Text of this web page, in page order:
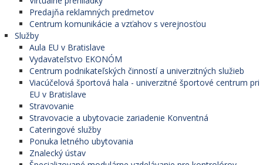
Predajňa reklamných predmetov
Centrum komunikácie a vzťahov s verejnosťou
Služby
Aula EU v Bratislave
Vydavateľstvo EKONÓM
Centrum podnikateľských činností a univerzitných služieb
Viacúčelová športová hala - univerzitné športové centrum pri
EU v Bratislave
Stravovanie
Stravovacie a ubytovacie zariadenie Konventná
Cateringové služby
Ponuka letného ubytovania
Znalecký ústav